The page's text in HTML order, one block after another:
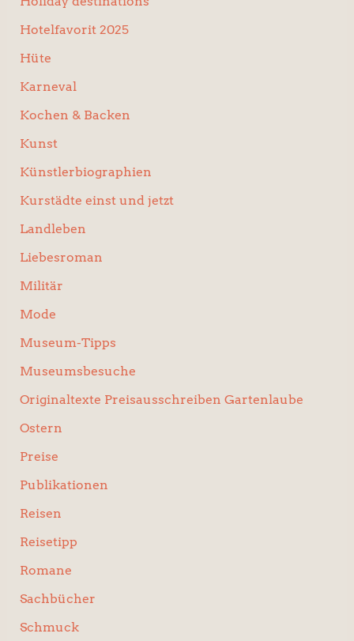
Hotelfavorit 2025
Hüte
Karneval
Kochen & Backen
Kunst
Künstlerbiographien
Kurstädte einst und jetzt
Landleben
Liebesroman
Militär
Mode
Museum-Tipps
Museumsbesuche
Originaltexte Preisausschreiben Gartenlaube
Ostern
Preise
Publikationen
Reisen
Reisetipp
Romane
Sachbücher
Schmuck